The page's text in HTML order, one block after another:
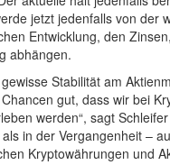
jetzt jedenfalls von der
Entwicklung, den
abhängen.
Stabilität am
gut, dass wir bei
werden“, sagt
in der Vergangenheit –
Kryptowährungen und